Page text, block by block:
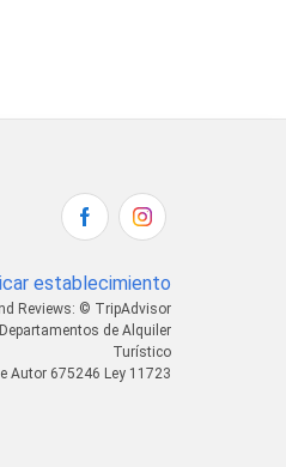
establecimiento
Reviews: © TripAdvisor
de Alquiler
Turístico
Autor 675246 Ley 11723